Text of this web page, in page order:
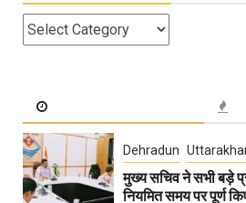
Categories
Dehradun
मुख्य सचिव ने सभी बड़े
नियमित समय पर पूर्ण